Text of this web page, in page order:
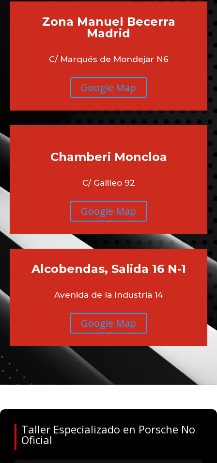
Zona Manuel Becerra
Madrid
C/ Marqués de Mondejar N6
Google Map
Chamberi Moncloa
C/ Galileo 92
Google Map
Alcobendas, Salida 16 N-1
Avenida de la Industria 14
Google Map
Taller Especializado en Porsche No
Oficial